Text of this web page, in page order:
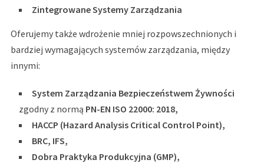
Zintegrowane Systemy Zarządzania
Oferujemy także wdrożenie mniej rozpowszechnionych i
bardziej wymagających systemów zarządzania, między
innymi:
System Zarządzania Bezpieczeństwem Żywności
zgodny z normą PN-EN ISO 22000: 2018,
HACCP (Hazard Analysis Critical Control Point),
BRC, IFS,
Dobra Praktyka Produkcyjna (GMP),